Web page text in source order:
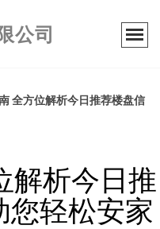
公司
全方位解析今日推荐楼盘信
解析今日推
轻松安家